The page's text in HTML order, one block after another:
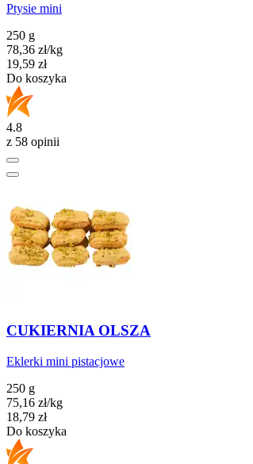
Ptysie mini
250 g
78,36 zł/kg
Cena
19,59 zł
Do koszyka
4.8
z 58 opinii
CUKIERNIA OLSZA
Eklerki mini pistacjowe
250 g
75,16 zł/kg
Cena
18,79 zł
Do koszyka